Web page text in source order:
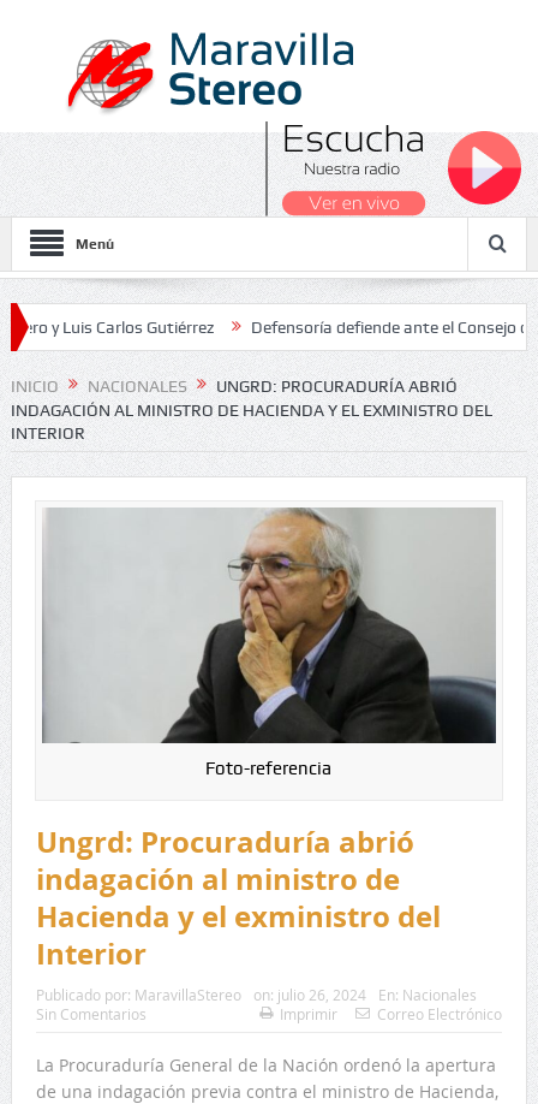
Menú
Carlos Gutiérrez Defensoría defiende ante el Consejo de
2026
INICIO NACIONALES
UNGRD: PROCURADURÍA ABRIÓ
INDAGACIÓN AL MINISTRO DE HACIENDA Y EL EXMINISTRO DEL
INTERIOR
Foto-referencia
Ungrd: Procuraduría abrió
indagación al ministro de
Hacienda y el exministro del
Interior
Publicado por: MaravillaStereo on: julio 26, 2024 En: Nacionales
Sin Comentarios
Imprimir Correo Electrónico
La Procuraduría General de la Nación ordenó la apertura
de una indagación previa contra el ministro de Hacienda,